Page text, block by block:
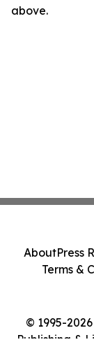
above.
© 1995-
Publishing &
AboutPress
Terms &